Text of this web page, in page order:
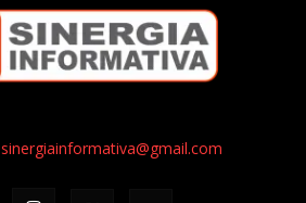
sinergiainformativa@gmail.com